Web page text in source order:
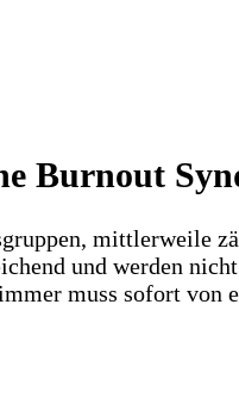
Burnout
mittlerweile
und werden
muss sofort von